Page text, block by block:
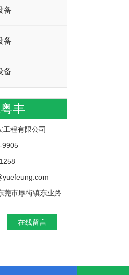
备
备
备
丰
工程有限公司
9905
莞市厚街镇东业路
在线留言